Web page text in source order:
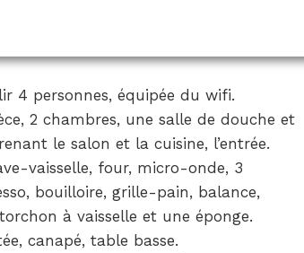
4 personnes, équipée du wifi.
2 chambres, une salle de douche et
le salon et la cuisine, l’entrée.
vaisselle, four, micro-onde, 3
bouilloire, grille-pain, balance,
à vaisselle et une éponge.
canapé, table basse.